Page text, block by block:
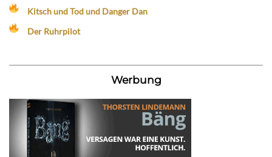
Kitsch und Tod und Danger Dan
Der Ruhrpilot
Werbung